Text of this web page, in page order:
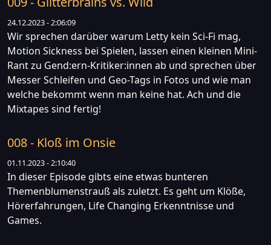
24.12.2023 - 2:06:09
Wir sprechen darüber warum Letty kein Sci-Fi mag,
Motion Sickness bei Spielen, lassen einen kleinen Mini-
Rant zu Gend:ern-Kritiker:innen ab und sprechen über
Messer Schleifen und Geo-Tags in Fotos und wie man
welche bekommt wenn man keine hat. Ach und die
Mixtapes sind fertig!
008 - Kloß im Onsie
01.11.2023 - 2:10:40
In dieser Episode gibts eine etwas bunteren
Themenblumenstrauß als zuletzt. Es geht um Klöße,
Hörerfahrungen, Life Changing Erkenntnisse und
Games.